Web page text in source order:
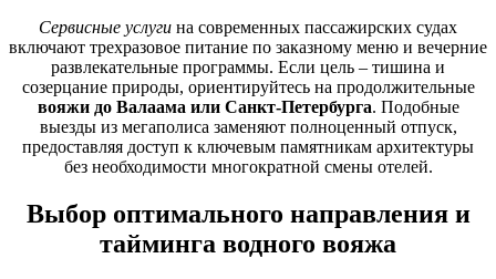
Сервисные услуги на современных пассажирских судах
включают трехразовое питание по заказному меню и вечерние
развлекательные программы. Если цель – тишина и
созерцание природы, ориентируйтесь на продолжительные
вояжи до Валаама или Санкт-Петербурга. Подобные
выезды из мегаполиса заменяют полноценный отпуск,
предоставляя доступ к ключевым памятникам архитектуры
без необходимости многократной смены отелей.
Выбор оптимального направления и
тайминга водного вояжа